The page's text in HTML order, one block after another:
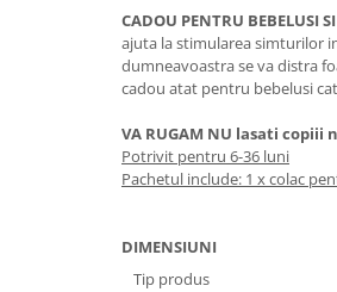
CADOU PENTRU BEBELUSI
ajuta la stimularea simturilor
dumneavoastra se va distra
cadou atat pentru bebelusi
VA RUGAM NU lasati
Potrivit pentru 6-36 luni
Pachetul include: 1 x colac
DIMENSIUNI
Tip produs